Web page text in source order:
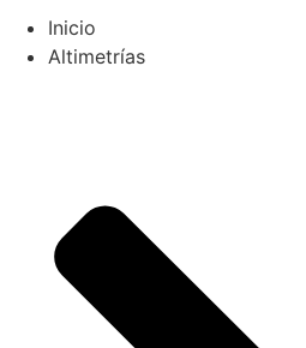
Inicio
Altimetrías